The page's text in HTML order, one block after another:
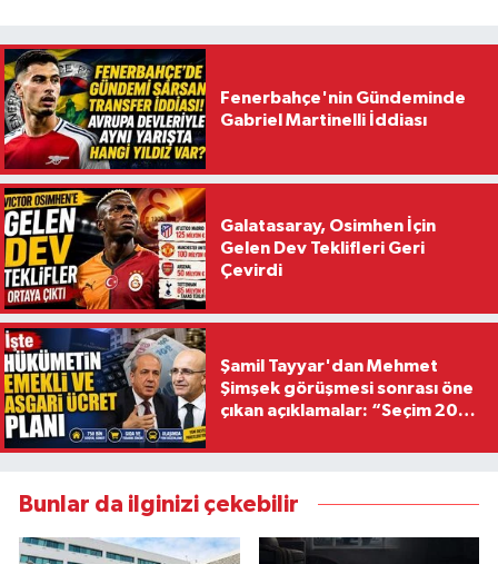
Fenerbahçe'nin Gündeminde
Gabriel Martinelli İddiası
Galatasaray, Osimhen İçin
Gelen Dev Teklifleri Geri
Çevirdi
Şamil Tayyar'dan Mehmet
Şimşek görüşmesi sonrası öne
çıkan açıklamalar: “Seçim 2028
Bunlar da ilginizi çekebilir